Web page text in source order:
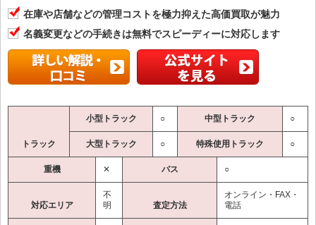
在庫や店舗などの管理コストを極力抑えた高価買取が魅力
名義変更などの手続きは無料でスピーディーに対応します
トラック
小型トラック ○ 中型トラック ○
大型トラック ○ 特殊使用トラック ○
重機 ✕ バス ○
対応エリア
不
明
査定方法
オンライン・FAX・
電話